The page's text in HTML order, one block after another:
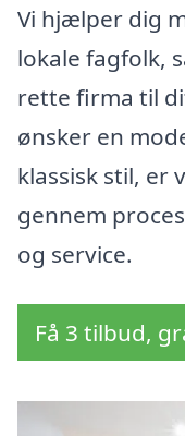
Vi hjælper dig
lokale fagfolk,
rette firma til
ønsker en
klassisk stil, er
gennem
og service.
Få 3 tilbud,